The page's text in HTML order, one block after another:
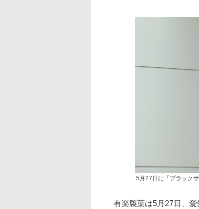
5月27日に「ブラック
有楽製菓は5月27日、愛